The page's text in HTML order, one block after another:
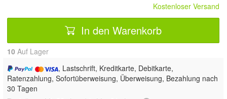
Kostenloser Versand
In den Warenkorb
10 Auf Lager
, Lastschrift, Kreditkarte, Debitkarte,
Ratenzahlung, Sofortüberweisung, Überweisung, Bezahlung nach
30 Tagen